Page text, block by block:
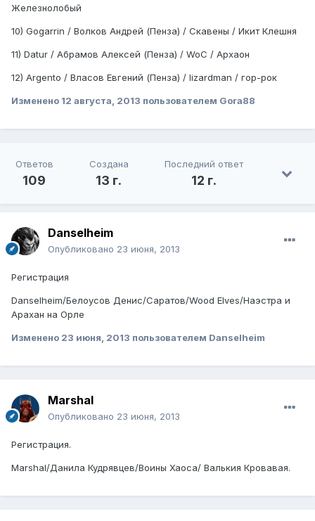
Железнолобый
10) Gogarrin / Волков Андрей (Пенза) / Скавены / Икит Клешня
11) Datur / Абрамов Алексей (Пенза) / WoC / Архаон
12) Argento / Власов Евгений (Пенза) / lizardman / гор-рок
Изменено 12 августа, 2013 пользователем Gora88
Ответов
109
Создана
13 г.
Последний ответ
12 г.
Danselheim
Опубликовано 23 июня, 2013
Регистрация
Danselheim/Белоусов Денис/Саратов/Wood Elves/Наэстра и
Арахан на Орле
Изменено 23 июня, 2013 пользователем Danselheim
Marshal
Опубликовано 23 июня, 2013
Регистрация.
Marshal/Данила Кудрявцев/Воины Хаоса/ Валькия Кровавая.